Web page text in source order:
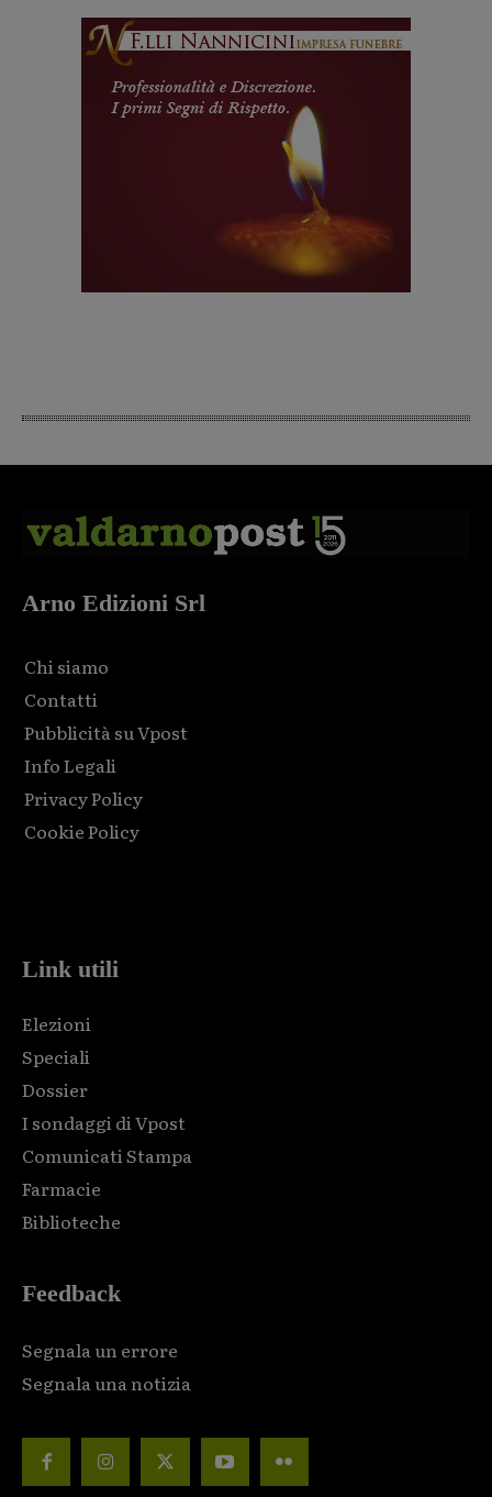
Arno Edizioni Srl
Chi siamo
Contatti
Pubblicità su Vpost
Info Legali
Privacy Policy
Cookie Policy
Link utili
Elezioni
Speciali
Dossier
I sondaggi di Vpost
Comunicati Stampa
Farmacie
Biblioteche
Feedback
Segnala un errore
Segnala una notizia